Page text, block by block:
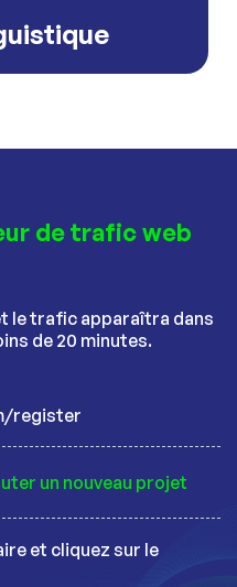
de trafic web
le trafic apparaîtra dans
de 20 minutes.
register
un nouveau projet
et cliquez sur le